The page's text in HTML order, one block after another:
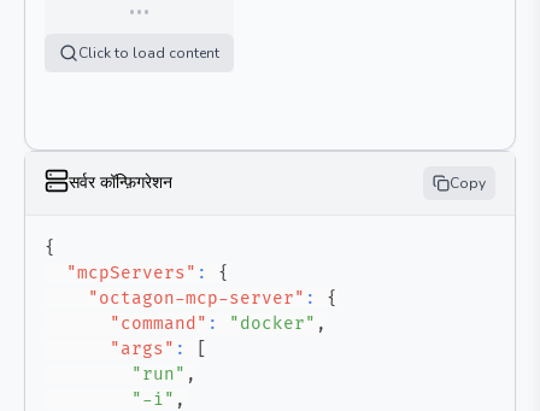
Click to load content
सर्वर कॉन्फ़िगरेशन Copy
{
"mcpServers" :
{
"octagon-mcp-server" :
{
"command" : "docker" ,
"args" :
"run" ,
"-i" ,